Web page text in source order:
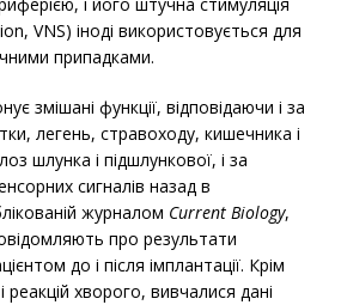
VNS) іноді використовується для
припадками.
змішані функції, відповідаючи і за
легень, стравоходу, кишечника і
шлунка і підшлункової, і за
сигналів назад в
журналом Current Biology,
про результати
до і після імплантації. Крім
реакцій хворого, вивчалися дані